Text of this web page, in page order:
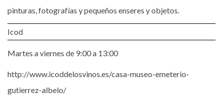
pinturas, fotografías y pequeños enseres y objetos.
Icod
Martes a viernes de 9:00 a 13:00
http://www.icoddelosvinos.es/casa-museo-emeterio-
gutierrez-albelo/